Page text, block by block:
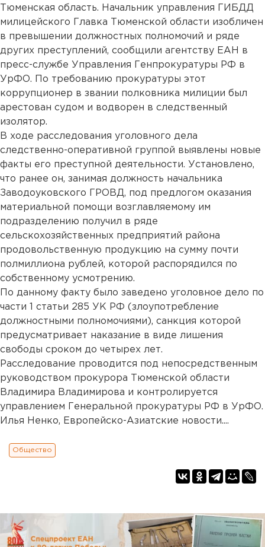
Тюменская область. Начальник управления ГИБДД
милицейского Главка Тюменской области изобличен
в превышении должностных полномочий и ряде
других преступлений, сообщили агентству ЕАН в
пресс-службе Управления Генпрокуратуры РФ в
УрФО. По требованию прокуратуры этот
коррупционер в звании полковника милиции был
арестован судом и водворен в следственный
изолятор.
В ходе расследования уголовного дела
следственно-оперативной группой выявлены новые
факты его преступной деятельности. Установлено,
что ранее он, занимая должность начальника
Заводоуковского ГРОВД, под предлогом оказания
материальной помощи возглавляемому им
подразделению получил в ряде
сельскохозяйственных предприятий района
продовольственную продукцию на сумму почти
полмиллиона рублей, которой распорядился по
собственному усмотрению.
По данному факту было заведено уголовное дело по
части 1 статьи 285 УК РФ (злоупотребление
должностными полномочиями), санкция которой
предусматривает наказание в виде лишения
свободы сроком до четырех лет.
Расследование проводится под непосредственным
руководством прокурора Тюменской области
Владимира Владимирова и контролируется
управлением Генеральной прокуратуры РФ в УрФО.
Илья Ненко, Европейско-Азиатские новости....
Общество